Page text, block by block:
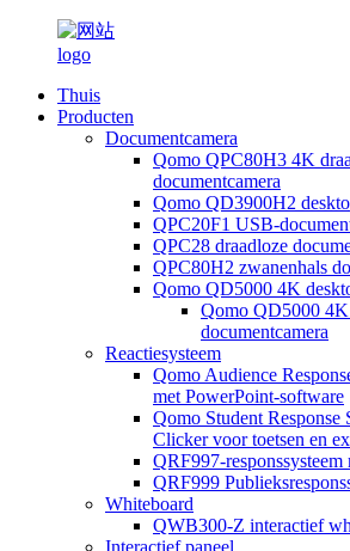
Thuis
Producten
Documentcamera
Qomo QPC80H3 4K
documentcamera
Qomo QD3900H2
QPC20F1 USB-
QPC28 draadloze
QPC80H2 zwanenhals
Qomo QD5000 4K
Qomo QD5000
documentcamera
Reactiesysteem
Qomo Audience
met PowerPoint-software
Qomo Student Response
Clicker voor toetsen en
QRF997-
QRF999
Whiteboard
QWB300-Z interactief
Interactief paneel